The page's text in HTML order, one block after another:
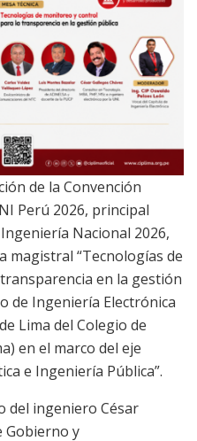
de la Convención
Perú 2026, principal
Nacional 2026,
magistral “Tecnologías de
en la gestión
de Ingeniería Electrónica
Lima del Colegio de
en el marco del eje
e Ingeniería Pública”.
del ingeniero César
Gobierno y